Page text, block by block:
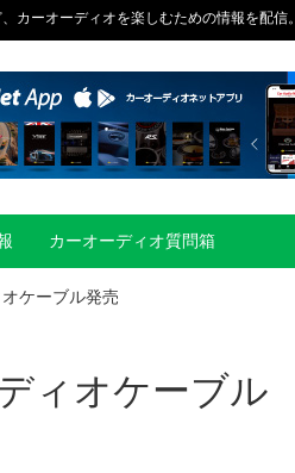
カーオーディオを楽しむための情報を配信。
カーオーディオ質問箱
ケーブル発売
ィオケーブル